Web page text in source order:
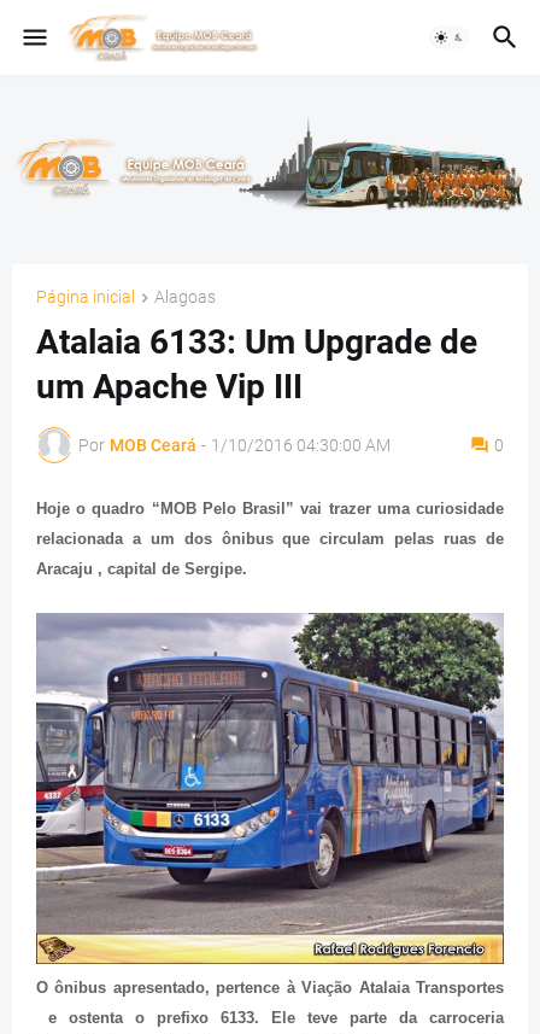
Página inicial Alagoas
Atalaia 6133: Um Upgrade de
um Apache Vip III
Por MOB Ceará - 1/10/2016 04:30:00 AM 0
Hoje o quadro “MOB Pelo Brasil” vai trazer uma curiosidade
relacionada a um dos ônibus que circulam pelas ruas de
Aracaju , capital de Sergipe.
O ônibus apresentado, pertence à Viação Atalaia Transportes
e ostenta o prefixo 6133. Ele teve parte da carroceria